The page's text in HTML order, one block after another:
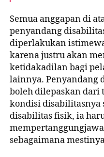
Semua anggapan di
penyandang
diperlakukan
karena justru akan
ketidakadilan bagi
lainnya. Penyandang
boleh dilepaskan dari
kondisi disabilitasnya
disabilitas fisik, ia
sebagaimana